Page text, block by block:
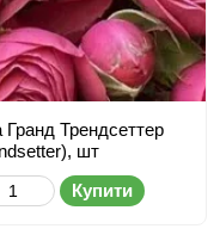
Трендсеттер
шт
Купити